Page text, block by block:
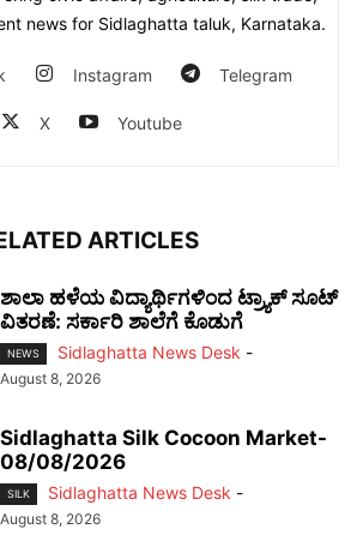
news for Sidlaghatta taluk, Karnataka.
Instagram Telegram
X Youtube
ARTICLES
ಶಾಲಾ ಹಳೆಯ ವಿದ್ಯಾರ್ಥಿಗಳಿಂದ ಟ್ರ್ಯಾಕ್‌ ಸೂಟ್
ವಿತರಣೆ: ಸರ್ಕಾರಿ ಶಾಲೆಗೆ ಕೊಡುಗೆ
NEWS Sidlaghatta News Desk -
August 8, 2026
Sidlaghatta Silk Cocoon Market-
08/08/2026
SILK Sidlaghatta News Desk -
August 8, 2026